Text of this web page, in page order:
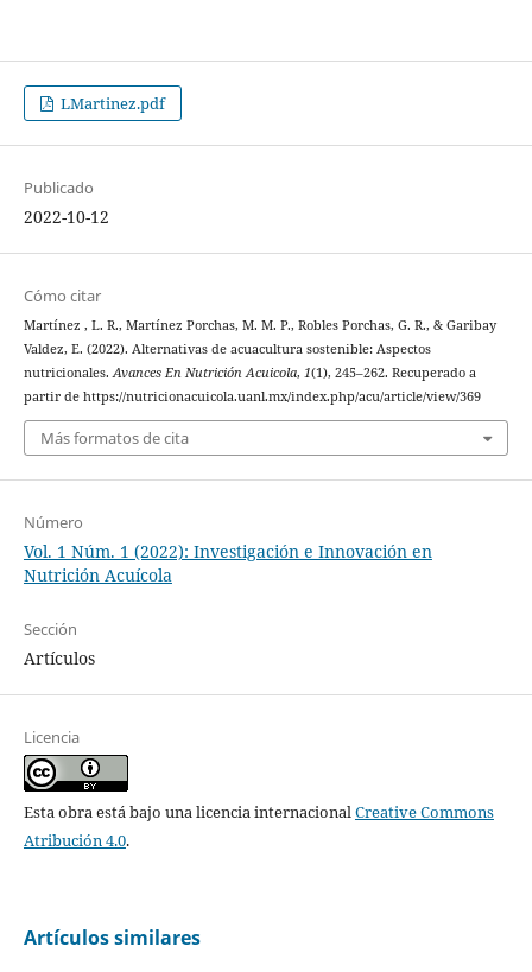
LMartinez.pdf
Publicado
2022-10-12
Cómo citar
Martínez , L. R., Martínez Porchas, M. M. P., Robles Porchas, G. R., & Garibay
Valdez, E. (2022). Alternativas de acuacultura sostenible: Aspectos
nutricionales. Avances En Nutrición Acuicola, 1(1), 245–262. Recuperado a
partir de https://nutricionacuicola.uanl.mx/index.php/acu/article/view/369
Más formatos de cita
Número
Vol. 1 Núm. 1 (2022): Investigación e Innovación en
Nutrición Acuícola
Sección
Artículos
Licencia
Esta obra está bajo una licencia internacionalCreative Commons
Atribución 4.0.
Artículos similares